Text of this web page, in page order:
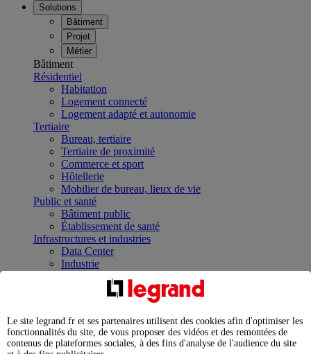
Solutions
Bâtiment
Projet
Métier
Bâtiment
Résidentiel
Habitation
Logement connecté
Logement adapté et autonomie
Tertiaire
Bureau, tertiaire
Tertiaire de proximité
Commerce et sport
Hôtellerie
Mobilier de bureau, lieux de vie
Public et santé
Bâtiment public
Établissement de santé
Infrastructures et industries
Data Center
Industrie
Infrastructures
Contrôler et planifier le fonctionnement des appareils
Répartir et optimiser son tableau électrique
Legrand Data Center Solutions : concentrer les
expertises au service de vos performances
Le site legrand.fr et ses partenaires utilisent des cookies afin d'optimiser les
fonctionnalités du site, de vous proposer des vidéos et des remontées de
contenus de plateformes sociales, à des fins d'analyse de l'audience du site